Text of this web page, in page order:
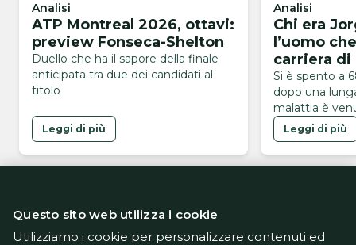
Analisi
ATP Montreal 2026, ottavi:
preview Fonseca-Shelton
Duello che ha il sapore della finale
anticipata tra due dei candidati al
titolo
Leggi di più
Analisi
Chi era
l’uomo
carriera di
Si è spento a
dopo una
malattia è
serata di ieri
Leggi di più
Questo sito web utilizza i cookie
Utilizziamo i cookie per personalizzare contenuti ed